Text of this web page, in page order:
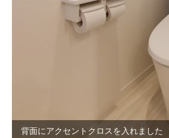
背面にアクセントクロスを入れました